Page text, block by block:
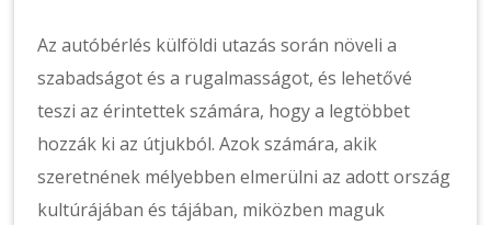
Az autóbérlés külföldi utazás során növeli a
szabadságot és a rugalmasságot, és lehetővé
teszi az érintettek számára, hogy a legtöbbet
hozzák ki az útjukból. Azok számára, akik
szeretnének mélyebben elmerülni az adott ország
kultúrájában és tájában, miközben maguk